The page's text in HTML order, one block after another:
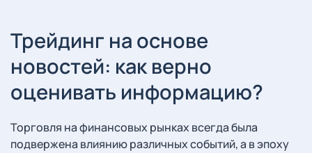
Трейдинг на основе
новостей: как верно
оценивать информацию?
Торговля на финансовых рынках всегда была
подвержена влиянию различных событий, а в эпоху